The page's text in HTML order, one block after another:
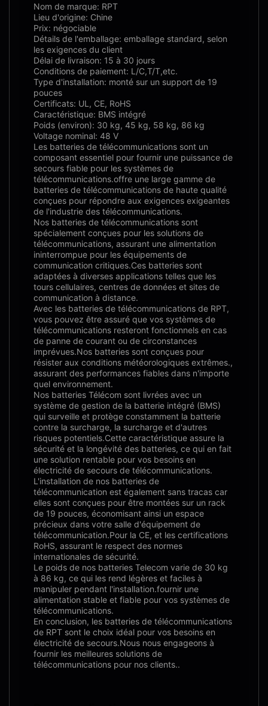
Nom de marque: RPT
Lieu d'origine: Chine
Prix: négociable
Détails de l'emballage: emballage standard, selon
les exigences du client
Délai de livraison: 15 à 30 jours
Conditions de paiement: L/C,T/T,etc.
Type d'installation: monté sur un support de 19
pouces
Certificats: UL, CE, RoHS
Caractéristique: BMS intégré
Poids (environ): 30 kg, 45 kg, 58 kg, 86 kg
Voltage nominal: 48 V
Les batteries de télécommunications sont un
composant essentiel pour fournir une puissance de
secours fiable pour les systèmes de
télécommunications.offre une large gamme de
batteries de télécommunications de haute qualité
conçues pour répondre aux exigences exigeantes
de l'industrie des télécommunications.
Nos batteries de télécommunications sont
spécialement conçues pour les solutions de
télécommunications, assurant une alimentation
ininterrompue pour les équipements de
communication critiques.Ces batteries sont
adaptées à diverses applications telles que les
tours cellulaires, centres de données et sites de
communication à distance.
Avec les batteries de télécommunications de RPT,
vous pouvez être assuré que vos systèmes de
télécommunications resteront fonctionnels en cas
de panne de courant ou de circonstances
imprévues.Nos batteries sont conçues pour
résister aux conditions météorologiques extrêmes.,
assurant des performances fiables dans n'importe
quel environnement.
Nos batteries Télécom sont livrées avec un
système de gestion de la batterie intégré (BMS)
qui surveille et protège constamment la batterie
contre la surcharge, la surcharge et d'autres
risques potentiels.Cette caractéristique assure la
sécurité et la longévité des batteries, ce qui en fait
une solution rentable pour vos besoins en
électricité de secours de télécommunications.
L'installation de nos batteries de
télécommunication est également sans tracas car
elles sont conçues pour être montées sur un rack
de 19 pouces, économisant ainsi un espace
précieux dans votre salle d'équipement de
télécommunication.Pour la CE, et les certifications
RoHS, assurant le respect des normes
internationales de sécurité.
Le poids de nos batteries Telecom varie de 30 kg
à 86 kg, ce qui les rend légères et faciles à
manipuler pendant l'installation.fournir une
alimentation stable et fiable pour vos systèmes de
télécommunications.
En conclusion, les batteries de télécommunications
de RPT sont le choix idéal pour vos besoins en
électricité de secours.Nous nous engageons à
fournir les meilleures solutions de
télécommunications pour nos clients..